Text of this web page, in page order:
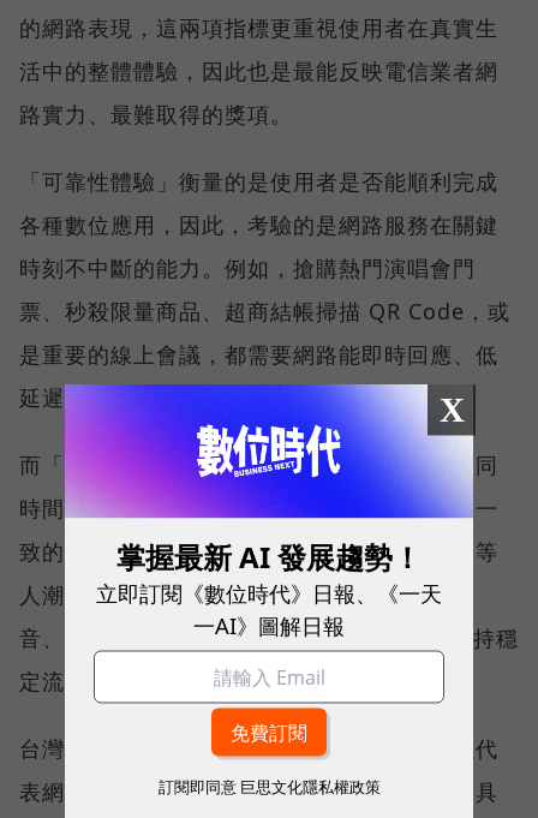
的網路表現，這兩項指標更重視使用者在真實生
活中的整體體驗，因此也是最能反映電信業者網
路實力、最難取得的獎項。
「可靠性體驗」衡量的是使用者是否能順利完成
各種數位應用，因此，考驗的是網路服務在關鍵
時刻不中斷的能力。例如，搶購熱門演唱會門
票、秒殺限量商品、超商結帳掃描 QR Code，或
是重要的線上會議，都需要網路能即時回應、低
延遲且持續運作。
而「品質一致性」則是衡量電信業者可否在不同
時間、不同地點、不同網路負載下，都能維持一
致的網路服務品質。無論是在跨年晚會、球賽等
人潮密集場域，或是在高速移動時觀看串流影
音、傳送 LINE 訊息、分享社群動態，確保維持穩
定流暢，不因環境改變而明顯降速。
台灣大哥大能同時拿下這兩項全台第一，不僅代
表網路速度表現優異，更證明其網路基礎建設具
X
掌握最新 AI 發展趨勢！
立即訂閱《數位時代》日報、《一天
一AI》圖解日報
訂閱即同意 巨思文化隱私權政策